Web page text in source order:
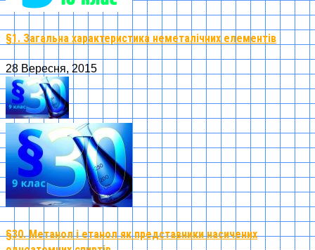
§1. Загальна характеристика неметалічних елементів
28 Вересня, 2015
§30. Метанол і етанол як представники насичених